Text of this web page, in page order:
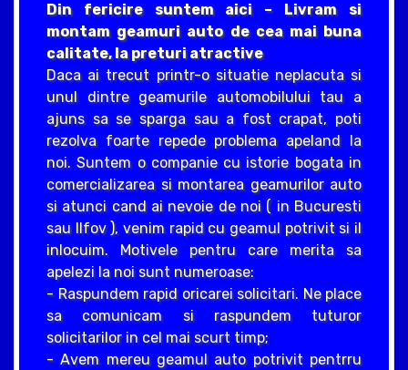
Din fericire suntem aici – Livram si
montam geamuri auto de cea mai buna
calitate, la preturi atractive
Daca ai trecut printr-o situatie neplacuta si
unul dintre geamurile automobilului tau a
ajuns sa se sparga sau a fost crapat, poti
rezolva foarte repede problema apeland la
noi. Suntem o companie cu istorie bogata in
comercializarea si montarea geamurilor auto
si atunci cand ai nevoie de noi ( in Bucuresti
sau Ilfov ), venim rapid cu geamul potrivit si il
inlocuim. Motivele pentru care merita sa
apelezi la noi sunt numeroase:
- Raspundem rapid oricarei solicitari. Ne place
sa comunicam si raspundem tuturor
solicitarilor in cel mai scurt timp;
- Avem mereu geamul auto potrivit pentrru